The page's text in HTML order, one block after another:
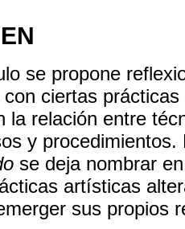
se propone
ciertas
la relación entre
y
se deja nombrar
artísticas
sus propios